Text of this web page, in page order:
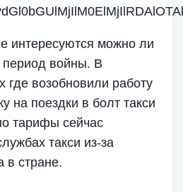
интересуются можно ли
период войны. В
где возобновили работу
на поездки в болт такси
тарифы сейчас
такси из-за
в стране.